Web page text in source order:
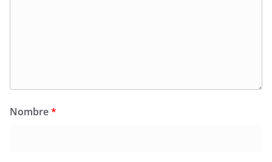
Nombre*